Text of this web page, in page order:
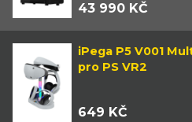
43 990 KČ
iPega P5 V001
pro PS VR2
649 KČ